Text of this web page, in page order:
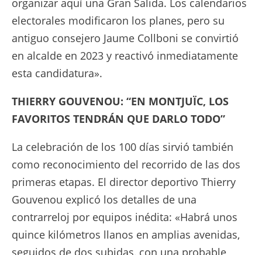
electorales modificaron los planes, pero su
antiguo consejero Jaume Collboni se convirtió
en alcalde en 2023 y reactivó inmediatamente
esta candidatura».
THIERRY GOUVENOU: “EN MONTJUÏC, LOS
FAVORITOS TENDRÁN QUE DARLO TODO”
La celebración de los 100 días sirvió también
como reconocimiento del recorrido de las dos
primeras etapas. El director deportivo Thierry
Gouvenou explicó los detalles de una
contrarreloj por equipos inédita: «Habrá unos
quince kilómetros llanos en amplias avenidas,
seguidos de dos subidas, con una probable